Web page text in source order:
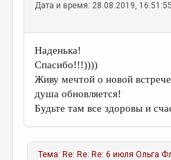
Дата и время: 28.08.2019, 16:51:55
Наденька!
Спасибо!!!))))
Живу мечтой о новой
душа обновляется!
Будьте там все здоровы и
Тема: Re: Re: Re: 6 июля Ольга